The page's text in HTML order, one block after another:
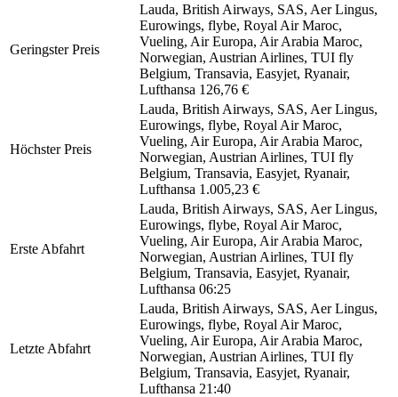
Geringster Preis
Lauda, British Airways, SAS, Aer Lingus,
Eurowings, flybe, Royal Air Maroc,
Vueling, Air Europa, Air Arabia Maroc,
Norwegian, Austrian Airlines, TUI fly
Belgium, Transavia, Easyjet, Ryanair,
Lufthansa 126,76 €
Höchster Preis
Lauda, British Airways, SAS, Aer Lingus,
Eurowings, flybe, Royal Air Maroc,
Vueling, Air Europa, Air Arabia Maroc,
Norwegian, Austrian Airlines, TUI fly
Belgium, Transavia, Easyjet, Ryanair,
Lufthansa 1.005,23 €
Erste Abfahrt
Lauda, British Airways, SAS, Aer Lingus,
Eurowings, flybe, Royal Air Maroc,
Vueling, Air Europa, Air Arabia Maroc,
Norwegian, Austrian Airlines, TUI fly
Belgium, Transavia, Easyjet, Ryanair,
Lufthansa 06:25
Letzte Abfahrt
Lauda, British Airways, SAS, Aer Lingus,
Eurowings, flybe, Royal Air Maroc,
Vueling, Air Europa, Air Arabia Maroc,
Norwegian, Austrian Airlines, TUI fly
Belgium, Transavia, Easyjet, Ryanair,
Lufthansa 21:40